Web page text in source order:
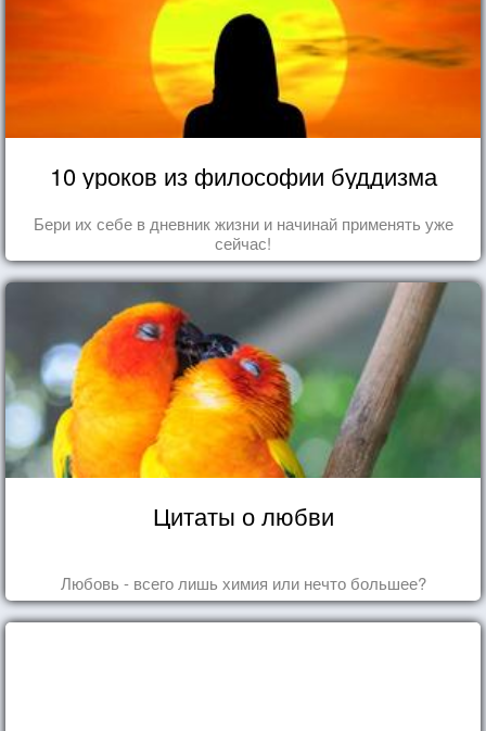
10 уроков из философии буддизма
Бери их себе в дневник жизни и начинай применять уже
сейчас!
Цитаты о любви
Любовь - всего лишь химия или нечто большее?